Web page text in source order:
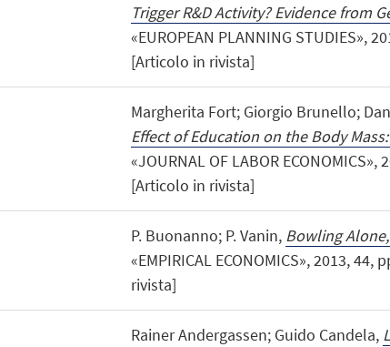
Trigger R&D Activity? Evidence from
«EUROPEAN PLANNING STUDIES»,
[Articolo in rivista]
Margherita Fort; Giorgio Brunello;
Effect of Education on the Body
«JOURNAL OF LABOR ECONOMICS»,
[Articolo in rivista]
P. Buonanno; P. Vanin, Bowling
«EMPIRICAL ECONOMICS», 2013,
rivista]
Rainer Andergassen; Guido Candela,